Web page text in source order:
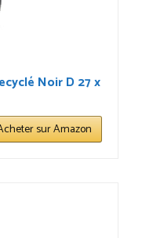
Noir D 27 x
sur Amazon